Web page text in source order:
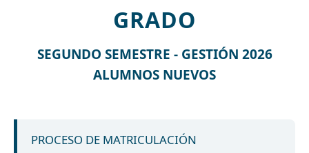
GRADO
SEGUNDO SEMESTRE - GESTIÓN 2026
ALUMNOS NUEVOS
PROCESO DE MATRICULACIÓN